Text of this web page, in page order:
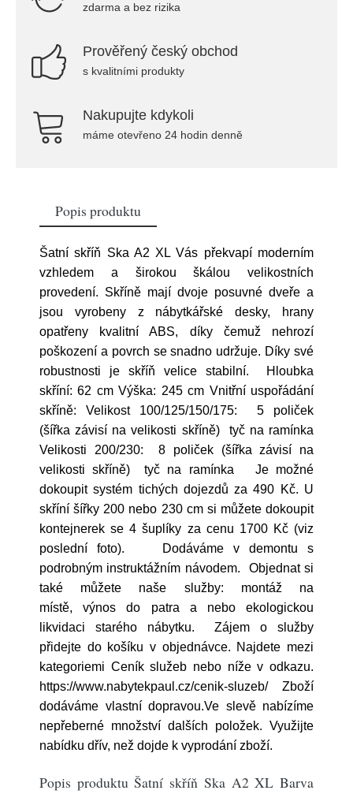
zdarma a bez rizika
Prověřený český obchod
s kvalitními produkty
Nakupujte kdykoli
máme otevřeno 24 hodin denně
Popis produktu
Šatní skříň Ska A2 XL Vás překvapí moderním
vzhledem a širokou škálou velikostních
provedení. Skříně mají dvoje posuvné dveře a
jsou vyrobeny z nábytkářské desky, hrany
opatřeny kvalitní ABS, díky čemuž nehrozí
poškození a povrch se snadno udržuje. Díky své
robustnosti je skříň velice stabilní. Hloubka
skříní: 62 cm Výška: 245 cm Vnitřní uspořádání
skříně: Velikost 100/125/150/175: 5 poliček
(šířka závisí na velikosti skříně) tyč na ramínka
Velikosti 200/230: 8 poliček (šířka závisí na
velikosti skříně) tyč na ramínka Je možné
dokoupit systém tichých dojezdů za 490 Kč. U
skříní šířky 200 nebo 230 cm si můžete dokoupit
kontejnerek se 4 šuplíky za cenu 1700 Kč (viz
poslední foto). Dodáváme v demontu s
podrobným instruktážním návodem. Objednat si
také můžete naše služby: montáž na
místě, výnos do patra a nebo ekologickou
likvidaci starého nábytku. Zájem o služby
přidejte do košíku v objednávce. Najdete mezi
kategoriemi Ceník služeb nebo níže v odkazu.
https://www.nabytekpaul.cz/cenik-sluzeb/ Zboží
dodáváme vlastní dopravou.Ve slevě nabízíme
nepřeberné množství dalších položek. Využijte
nabídku dřív, než dojde k vyprodání zboží.
Popis produktu Šatní skříň Ska A2 XL Barva